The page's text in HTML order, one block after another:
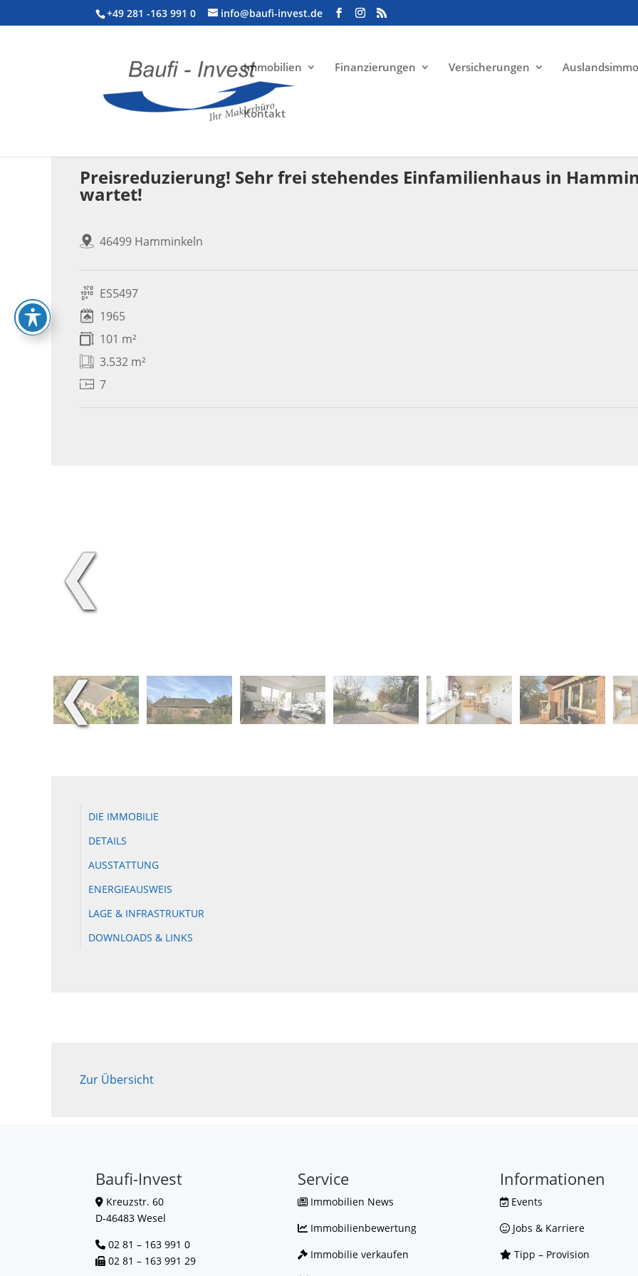
+49 281 -163 991 0 info@baufi-invest.de
Immobilien Finanzierungen Versicherungen
Kontakt
Preisreduzierung! Sehr frei stehendes Einfamilienhaus in
wartet!
46499 Hamminkeln
ES5497
1965
101 m²
3.532 m²
7
❮
❮
DIE IMMOBILIE
DETAILS
AUSSTATTUNG
ENERGIEAUSWEIS
LAGE & INFRASTRUKTUR
DOWNLOADS & LINKS
Zur Übersicht
Baufi-Invest
Kreuzstr. 60
D-46483 Wesel
02 81 – 163 991 0
02 81 – 163 991 29
Service
Immobilien News
Immobilienbewertung
Immobilie verkaufen
Informationen
Events
Jobs & Karriere
Tipp – Provision